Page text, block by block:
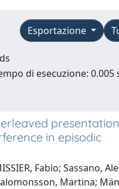
Esportazione
di esecuzione: 0.005
in episodic
Fabio; Sassano,
Martina;